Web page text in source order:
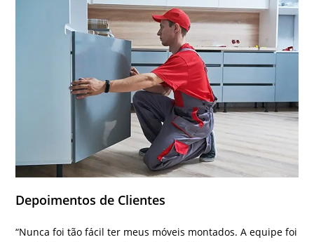
Depoimentos de Clientes
“Nunca foi tão fácil ter meus móveis montados. A equipe foi